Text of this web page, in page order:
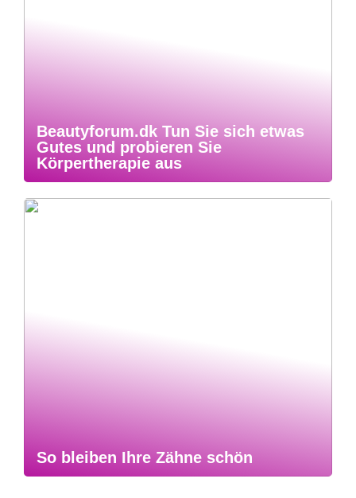
Beautyforum.dk Tun Sie sich etwas
Gutes und probieren Sie
Körpertherapie aus
So bleiben Ihre Zähne schön